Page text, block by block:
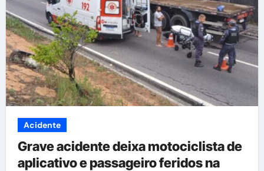
Acidente
Grave acidente deixa motociclista de
aplicativo e passageiro feridos na